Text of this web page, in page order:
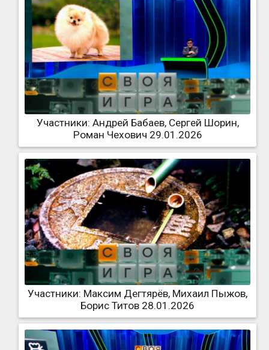
Участники: Андрей Бабаев, Сергей Шорин,
Роман Чехович 29.01.2026
Участники: Максим Дегтярёв, Михаил Пыжов,
Борис Титов 28.01.2026